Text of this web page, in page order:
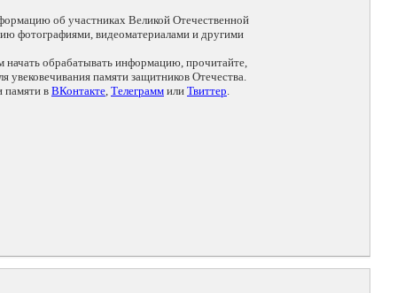
об участниках Великой Отечественной
фотографиями, видеоматериалами и другими
начать обрабатывать информацию, прочитайте,
памяти защитников Отечества.
памяти в ВКонтакте, Телеграмм или Твиттер.